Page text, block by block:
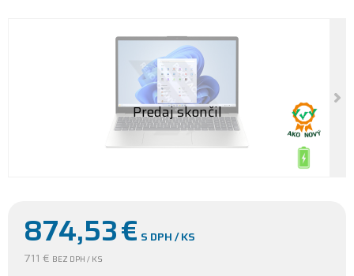
874,53€ S DPH / KS
711 € BEZ DPH / KS